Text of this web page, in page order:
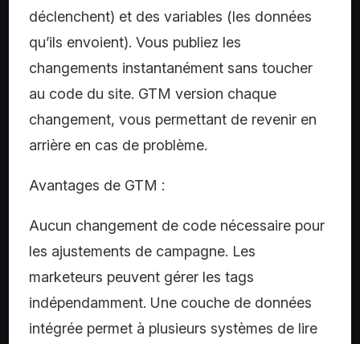
déclenchent) et des variables (les données
qu’ils envoient). Vous publiez les
changements instantanément sans toucher
au code du site. GTM version chaque
changement, vous permettant de revenir en
arrière en cas de problème.
Avantages de GTM :
Aucun changement de code nécessaire pour
les ajustements de campagne. Les
marketeurs peuvent gérer les tags
indépendamment. Une couche de données
intégrée permet à plusieurs systèmes de lire